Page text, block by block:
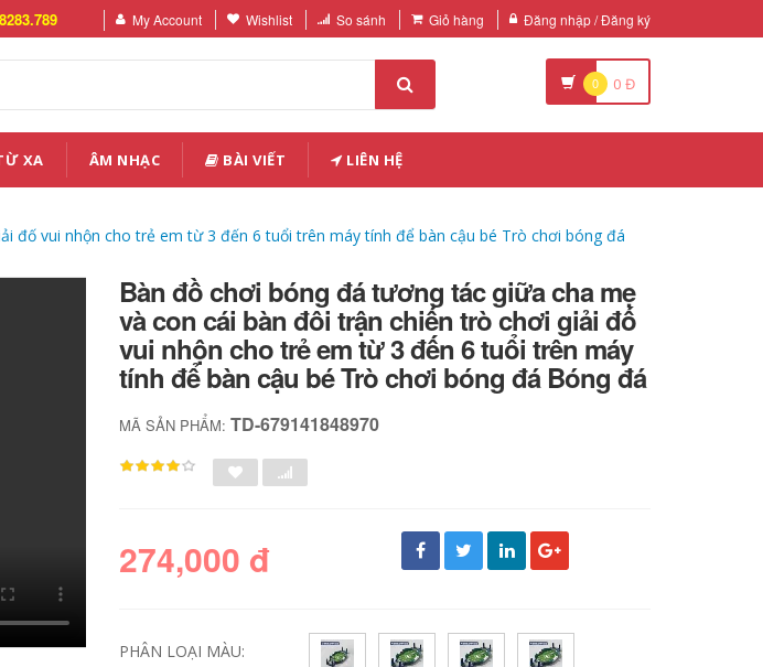
My Account Wishlist So sánh Giỏ hàng Đăng nhập / Đăng ký
0 0 Đ
XA ÂM NHẠC BÀI VIẾT LIÊN HỆ
vui nhộn cho trẻ em từ 3 đến 6 tuổi trên máy tính để bàn cậu bé Trò chơi bóng đá
Bàn đồ chơi bóng đá tương tác giữa cha mẹ
và con cái bàn đôi trận chiến trò chơi giải đố
vui nhộn cho trẻ em từ 3 đến 6 tuổi trên máy
tính để bàn cậu bé Trò chơi bóng đá Bóng đá
MÃ SẢN PHẨM:TD-679141848970
274,000 đ
PHÂN LOẠI MÀU: